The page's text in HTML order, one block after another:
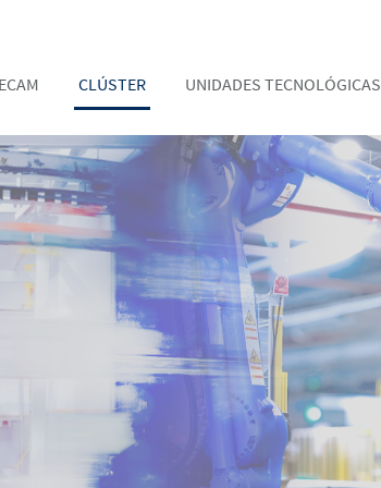
CLÚSTER UNIDADES TECNOLÓGICAS